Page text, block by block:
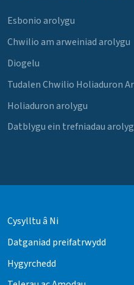
Esbonio arolygu
Chwilio am arweiniad arolygu
Diogelu
Tudalen Chwilio Holiaduron
Holiaduron arolygu
Datblygu ein trefniadau
Cysylltu â Ni
Datganiad preifatrwydd
Hygyrchedd